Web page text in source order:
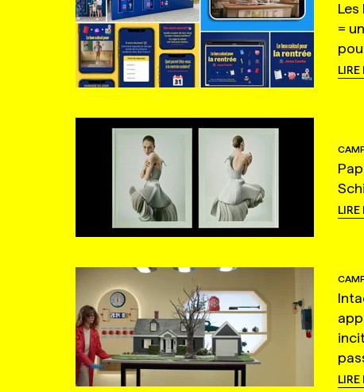
Les
=
LIRE
LIRE
LIRE